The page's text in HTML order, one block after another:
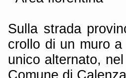
Sulla strada
crollo di un muro
unico alternato,
Comune di